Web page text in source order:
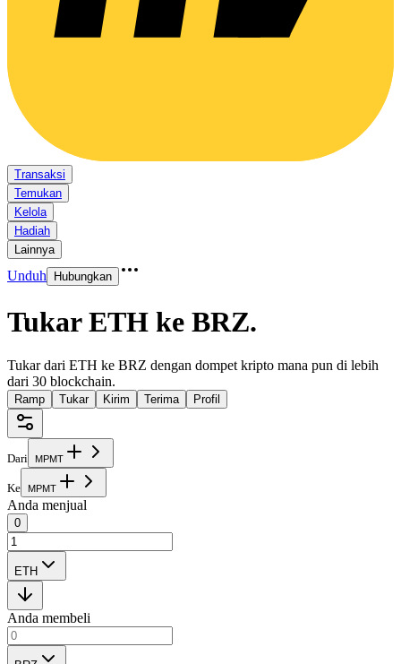
Transaksi
Temukan
Kelola
Hadiah
Lainnya
Unduh Hubungkan
Tukar ETH ke BRZ.
Tukar dari ETH ke BRZ dengan dompet kripto mana pun di lebih
dari 30 blockchain.
Ramp Tukar Kirim Terima Profil
Dari MPMT
Ke MPMT
Anda menjual
0
ETH
Anda membeli